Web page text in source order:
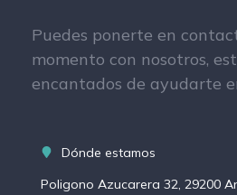
Puedes ponerte en
momento con nosotros,
encantados de ayudarte
Dónde estamos
Poligono Azucarera 32, 29200